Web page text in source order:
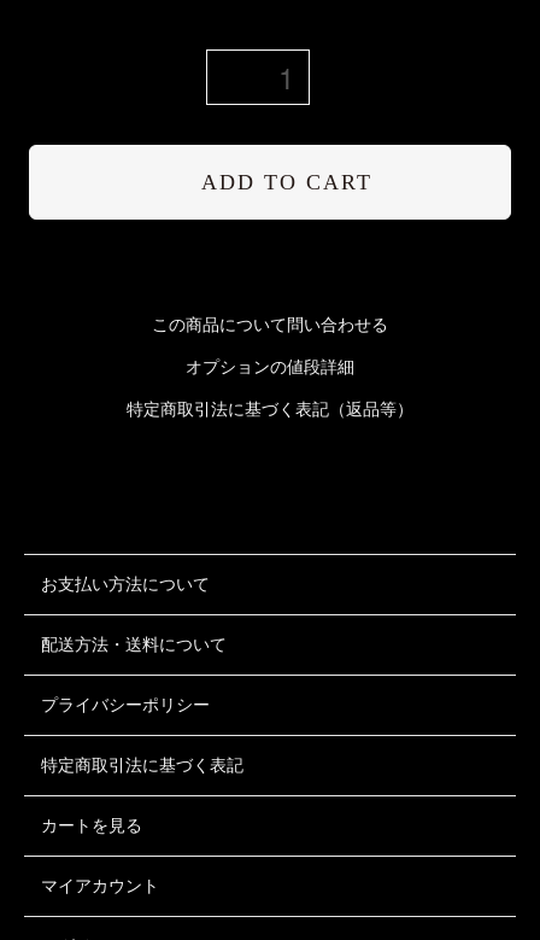
ADD TO CART
この商品について問い合わせる
オプションの値段詳細
特定商取引法に基づく表記（返品等）
お支払い方法について
配送方法・送料について
プライバシーポリシー
特定商取引法に基づく表記
カートを見る
マイアカウント